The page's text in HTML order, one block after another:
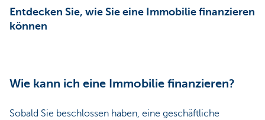
Entdecken Sie, wie Sie eine Immobilie finanzieren
können
Wie kann ich eine Immobilie finanzieren?
Sobald Sie beschlossen haben, eine geschäftliche